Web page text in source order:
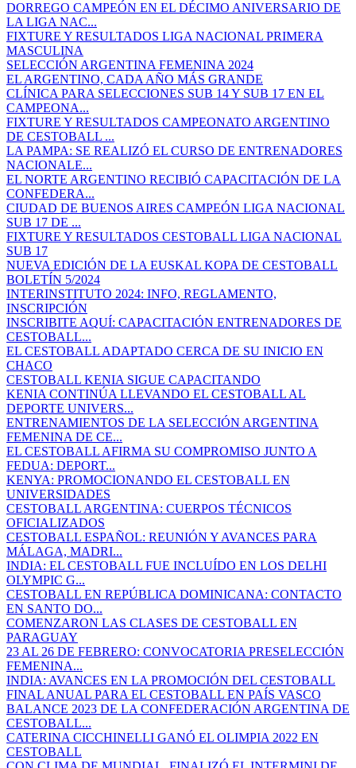
DORREGO CAMPEÓN EN EL DÉCIMO ANIVERSARIO DE
LA LIGA NAC...
FIXTURE Y RESULTADOS LIGA NACIONAL PRIMERA
MASCULINA
SELECCIÓN ARGENTINA FEMENINA 2024
EL ARGENTINO, CADA AÑO MÁS GRANDE
CLÍNICA PARA SELECCIONES SUB 14 Y SUB 17 EN EL
CAMPEONA...
FIXTURE Y RESULTADOS CAMPEONATO ARGENTINO
DE CESTOBALL ...
LA PAMPA: SE REALIZÓ EL CURSO DE ENTRENADORES
NACIONALE...
EL NORTE ARGENTINO RECIBIÓ CAPACITACIÓN DE LA
CONFEDERA...
CIUDAD DE BUENOS AIRES CAMPEÓN LIGA NACIONAL
SUB 17 DE ...
FIXTURE Y RESULTADOS CESTOBALL LIGA NACIONAL
SUB 17
NUEVA EDICIÓN DE LA EUSKAL KOPA DE CESTOBALL
BOLETÍN 5/2024
INTERINSTITUTO 2024: INFO, REGLAMENTO,
INSCRIPCIÓN
INSCRIBITE AQUÍ: CAPACITACIÓN ENTRENADORES DE
CESTOBALL...
EL CESTOBALL ADAPTADO CERCA DE SU INICIO EN
CHACO
CESTOBALL KENIA SIGUE CAPACITANDO
KENIA CONTINÚA LLEVANDO EL CESTOBALL AL
DEPORTE UNIVERS...
ENTRENAMIENTOS DE LA SELECCIÓN ARGENTINA
FEMENINA DE CE...
EL CESTOBALL AFIRMA SU COMPROMISO JUNTO A
FEDUA: DEPORT...
KENYA: PROMOCIONANDO EL CESTOBALL EN
UNIVERSIDADES
CESTOBALL ARGENTINA: CUERPOS TÉCNICOS
OFICIALIZADOS
CESTOBALL ESPAÑOL: REUNIÓN Y AVANCES PARA
MÁLAGA, MADRI...
INDIA: EL CESTOBALL FUE INCLUÍDO EN LOS DELHI
OLYMPIC G...
CESTOBALL EN REPÚBLICA DOMINICANA: CONTACTO
EN SANTO DO...
COMENZARON LAS CLASES DE CESTOBALL EN
PARAGUAY
23 AL 26 DE FEBRERO: CONVOCATORIA PRESELECCIÓN
FEMENINA...
INDIA: AVANCES EN LA PROMOCIÓN DEL CESTOBALL
FINAL ANUAL PARA EL CESTOBALL EN PAÍS VASCO
BALANCE 2023 DE LA CONFEDERACIÓN ARGENTINA DE
CESTOBALL...
CATERINA CICCHINELLI GANÓ EL OLIMPIA 2022 EN
CESTOBALL